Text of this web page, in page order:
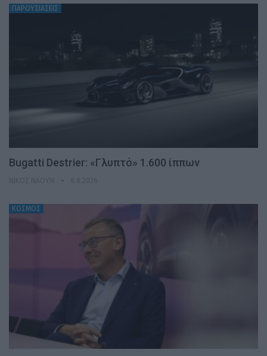
ΠΑΡΟΥΣΙΑΣΕΙΣ
Bugatti Destrier: «Γλυπτό» 1.600 ίππων
ΚΟΣΜΟΣ